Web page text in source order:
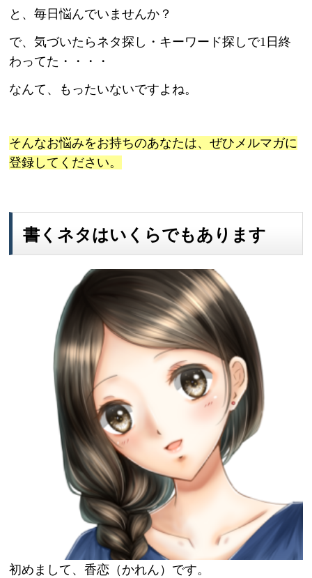
と、毎日悩んでいませんか？
で、気づいたらネタ探し・キーワード探しで1日終
わってた・・・・
なんて、もったいないですよね。
そんなお悩みをお持ちのあなたは、ぜひメルマガに
登録してください。
書くネタはいくらでもあります
初めまして、香恋（かれん）です。